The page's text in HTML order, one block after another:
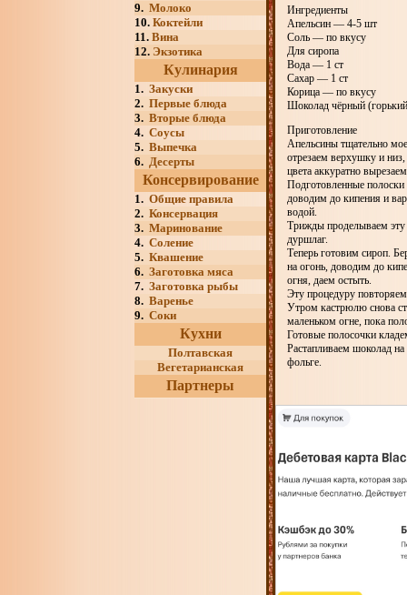
9. Молоко
10. Коктейли
11. Вина
12. Экзотика
Кулинария
1. Закуски
2. Первые блюда
3. Вторые блюда
4. Соусы
5. Выпечка
6. Десерты
Консервирование
1. Общие правила
2. Консервация
3. Маринование
4. Соление
5. Квашение
6. Заготовка мяса
7. Заготовка рыбы
8. Варенье
9. Соки
Кухни
Полтавская
Вегетарианская
Партнеры
Ингредиенты
Апельсин — 4-5 шт
Соль — по вкусу
Для сиропа
Вода — 1 ст
Сахар — 1 ст
Корица — по вкусу
Шоколад чёрный
Приготовление
Апельсины тщательно
отрезаем верхушку и
цвета аккуратно
Подготовленные
доводим до кипения и
водой.
Трижды проделываем эту
дуршлаг.
Теперь готовим сироп.
на огонь, доводим до
огня, даем остыть.
Эту процедуру
Утром кастрюлю снова
маленьком огне, пока
Готовые полосочки
Растапливаем шоколад
фольге.